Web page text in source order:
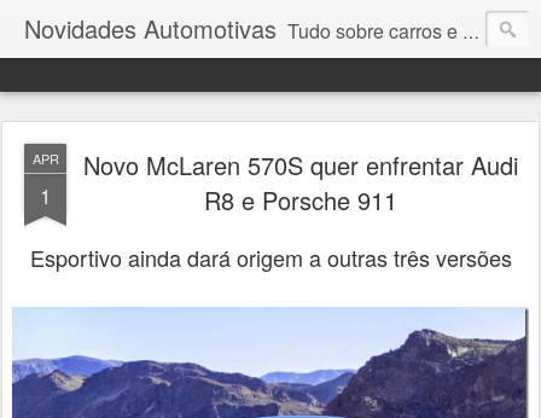
Novidades Automotivas Tudo sobre carros e motores
APR
1
Novo McLaren 570S quer enfrentar Audi
R8 e Porsche 911
Esportivo ainda dará origem a outras três versões